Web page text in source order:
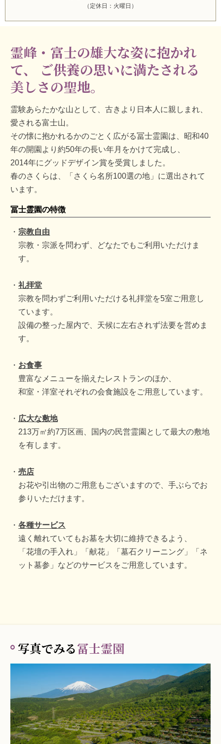
（定休日：火曜日）
霊峰・富士の雄大な姿に抱かれ
て、
ご供養の思いに満たされる
美しさの聖地。
霊験あらたかな山として、古きより日本人に親しまれ、
愛される富士山。
その懐に抱かれるかのごとく広がる冨士霊園は、昭和40
年の開園より約50年の長い年月をかけて完成し、
2014年にグッドデザイン賞を受賞しました。
春のさくらは、「さくら名所100選の地」に選出されて
います。
冨士霊園の特徴
宗教自由
宗教・宗派を問わず、どなたでもご利用いただけま
す。
礼拝堂
宗教を問わずご利用いただける礼拝堂を5室ご用意し
ています。
設備の整った屋内で、天候に左右されず法要を営めま
す。
お食事
豊富なメニューを揃えたレストランのほか、
和室・洋室それぞれの会食施設をご用意しています。
広大な敷地
213万㎡約7万区画、国内の民営霊園として最大の敷地
を有します。
売店
お花や引出物のご用意もございますので、手ぶらでお
参りいただけます。
各種サービス
遠く離れていてもお墓を大切に維持できるよう、
「花壇の手入れ」「献花」「墓石クリーニング」「ネ
ット墓参」などのサービスをご用意しています。
写真でみる冨士霊園